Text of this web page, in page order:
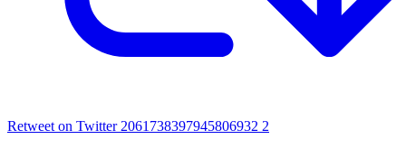
Retweet on Twitter 2061738397945806932 2